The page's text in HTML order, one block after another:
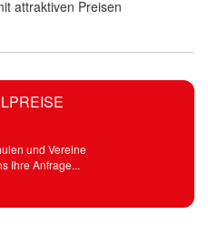
und Vereine
Ihre Anfrage...
attraktiven Preisen